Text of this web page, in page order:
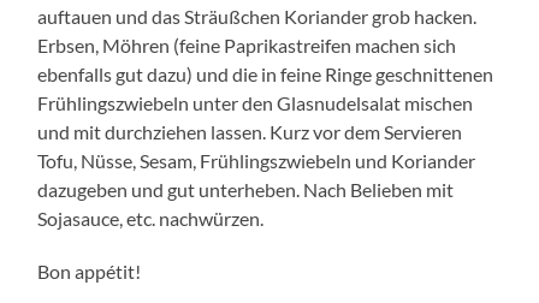
auftauen und das Sträußchen Koriander grob hacken.
Erbsen, Möhren (feine Paprikastreifen machen sich
ebenfalls gut dazu) und die in feine Ringe geschnittenen
Frühlingszwiebeln unter den Glasnudelsalat mischen
und mit durchziehen lassen. Kurz vor dem Servieren
Tofu, Nüsse, Sesam, Frühlingszwiebeln und Koriander
dazugeben und gut unterheben. Nach Belieben mit
Sojasauce, etc. nachwürzen.
Bon appétit!